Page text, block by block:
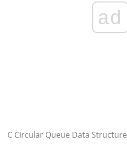
ad
C Circular Queue Data Structure